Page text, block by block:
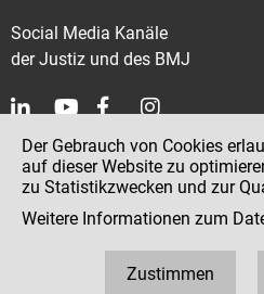
Social Media Kanäle
der Justiz und des BMJ
Kontakt
Impressum
Datenschutz
Der Gebrauch von Cookies
auf dieser Website zu
zu Statistikzwecken und zur
Weitere Informationen zum
Zustimmen